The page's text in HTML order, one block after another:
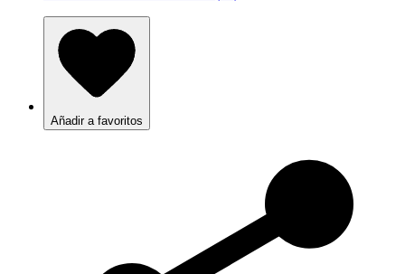
Añadir a favoritos